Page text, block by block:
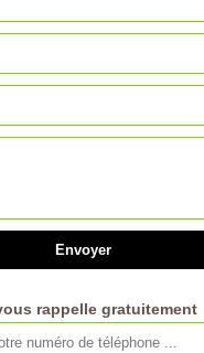
rappelle gratuitement